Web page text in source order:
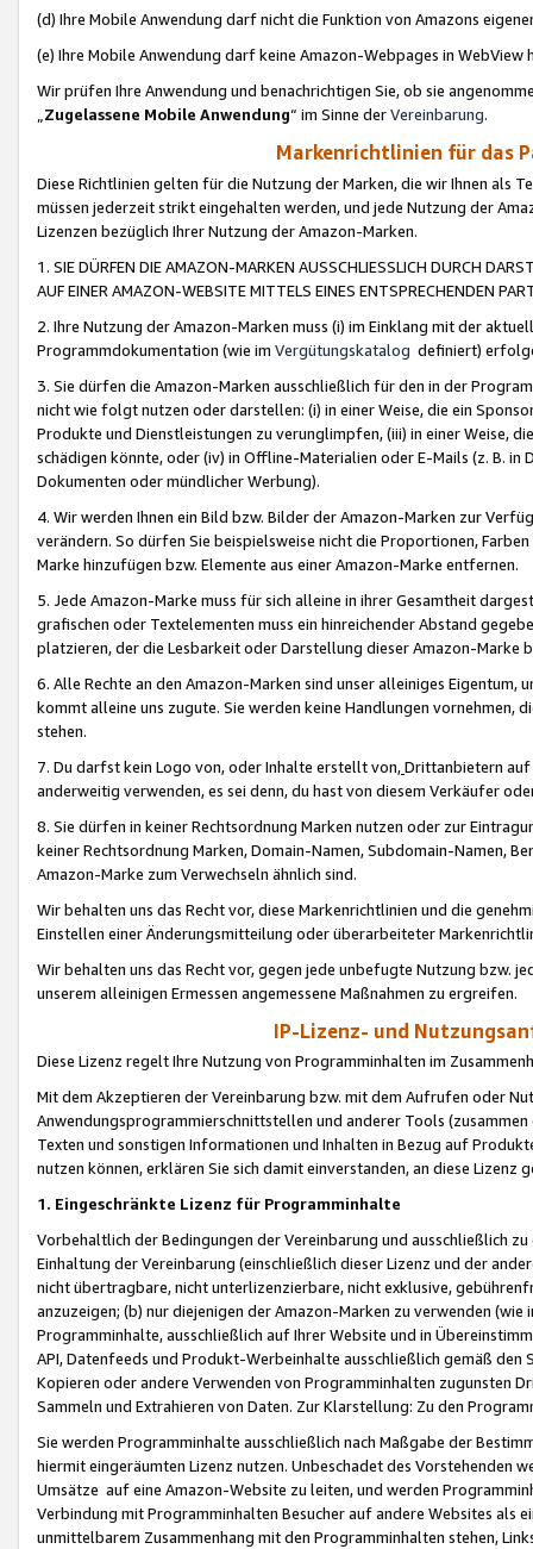
(d) Ihre Mobile Anwendung darf nicht die Funktion von Amazons
(e) Ihre Mobile Anwendung darf keine Amazon-Webpages in WebView
Wir prüfen Ihre Anwendung und benachrichtigen Sie, ob sie
„Zugelassene Mobile Anwendung“ im Sinne derVereinbarung.
Markenrichtlinien für das
Diese Richtlinien gelten für die Nutzung der Marken, die wir Ihnen als
müssen jederzeit strikt eingehalten werden, und jede Nutzung der
Lizenzen bezüglich Ihrer Nutzung der Amazon-Marken.
1. SIE DÜRFEN DIE AMAZON-MARKEN AUSSCHLIESSLICH DURCH
AUF EINER AMAZON-WEBSITE MITTELS EINES ENTSPRECHENDEN
2. Ihre Nutzung der Amazon-Marken muss (i) im Einklang mit der
Programmdokumentation (wie im Vergütungskatalog definiert)
3. Sie dürfen die Amazon-Marken ausschließlich für den in der
nicht wie folgt nutzen oder darstellen: (i) in einer Weise, die ein
Produkte und Dienstleistungen zu verunglimpfen, (iii) in einer Weise,
schädigen könnte, oder (iv) in Offline-Materialien oder E-Mails (z. B. in
Dokumenten oder mündlicher Werbung).
4. Wir werden Ihnen ein Bild bzw. Bilder der Amazon-Marken zur
verändern. So dürfen Sie beispielsweise nicht die Proportionen,
Marke hinzufügen bzw. Elemente aus einer Amazon-Marke entfernen.
5. Jede Amazon-Marke muss für sich alleine in ihrer Gesamtheit
grafischen oder Textelementen muss ein hinreichender Abstand
platzieren, der die Lesbarkeit oder Darstellung dieser Amazon-Marke
6. Alle Rechte an den Amazon-Marken sind unser alleiniges
kommt alleine uns zugute. Sie werden keine Handlungen vornehmen,
stehen.
7. Du darfst kein Logo von, oder Inhalte erstellt von,Drittanbietern auf
anderweitig verwenden, es sei denn, du hast von diesem Verkäufer
8. Sie dürfen in keiner Rechtsordnung Marken nutzen oder zur
keiner Rechtsordnung Marken, Domain-Namen, Subdomain-Namen,
Amazon-Marke zum Verwechseln ähnlich sind.
Wir behalten uns das Recht vor, diese Markenrichtlinien und die
Einstellen einer Änderungsmitteilung oder überarbeiteter
Wir behalten uns das Recht vor, gegen jede unbefugte Nutzung bzw.
unserem alleinigen Ermessen angemessene Maßnahmen zu ergreifen.
IP-Lizenz- und
Diese Lizenz regelt Ihre Nutzung von Programminhalten im
Mit dem Akzeptieren der Vereinbarung bzw. mit dem Aufrufen oder
Anwendungsprogrammierschnittstellen und anderer Tools (zusammen
Texten und sonstigen Informationen und Inhalten in Bezug auf
nutzen können, erklären Sie sich damit einverstanden, an diese Lizenz
1. Eingeschränkte Lizenz für Programminhalte
Vorbehaltlich der Bedingungen der Vereinbarung und ausschließlich
Einhaltung der Vereinbarung (einschließlich dieser Lizenz und der
nicht übertragbare, nicht unterlizenzierbare, nicht exklusive,
anzuzeigen; (b) nur diejenigen der Amazon-Marken zu verwenden
Programminhalte, ausschließlich auf Ihrer Website und in
API, Datenfeeds und Produkt-Werbeinhalte ausschließlich gemäß
Kopieren oder andere Verwenden von Programminhalten zugunsten
Sammeln und Extrahieren von Daten. Zur Klarstellung: Zu den
Sie werden Programminhalte ausschließlich nach Maßgabe der
hiermit eingeräumten Lizenz nutzen. Unbeschadet des Vorstehenden
Umsätze auf eine Amazon-Website zu leiten, und werden
Verbindung mit Programminhalten Besucher auf andere Websites als
unmittelbarem Zusammenhang mit den Programminhalten stehen,